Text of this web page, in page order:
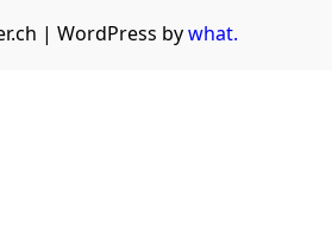
| WordPress bywhat.